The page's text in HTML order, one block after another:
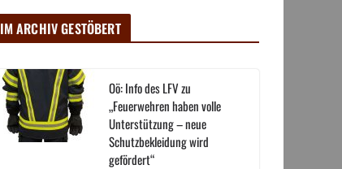
IM ARCHIV GESTÖBERT
Oö: Info des LFV zu
„Feuerwehren haben volle
Unterstützung – neue
Schutzbekleidung wird
gefördert“